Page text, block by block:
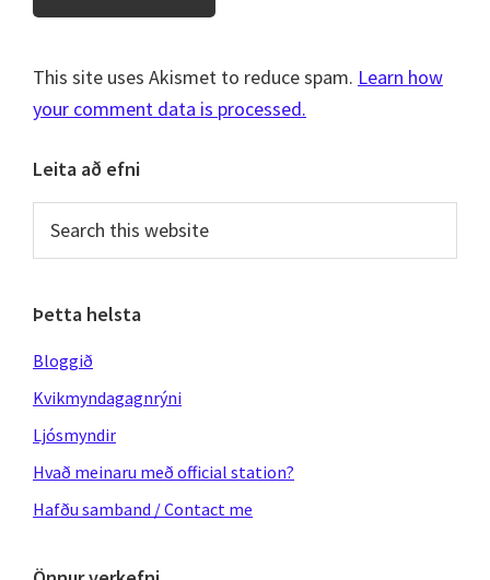
This site uses Akismet to reduce spam. Learn how
your comment data is processed.
Primary
Sidebar
Leita að efni
this
Þetta helsta
Bloggið
Kvikmyndagagnrýni
Ljósmyndir
Hvað meinaru með official station?
Hafðu samband / Contact me